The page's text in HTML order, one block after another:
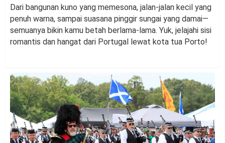
Dari bangunan kuno yang memesona, jalan-jalan kecil yang
penuh warna, sampai suasana pinggir sungai yang damai—
semuanya bikin kamu betah berlama-lama. Yuk, jelajahi sisi
romantis dan hangat dari Portugal lewat kota tua Porto!